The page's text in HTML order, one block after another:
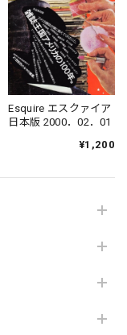
Esquire エスクァイア
日本版 2000．02．01
¥1,200